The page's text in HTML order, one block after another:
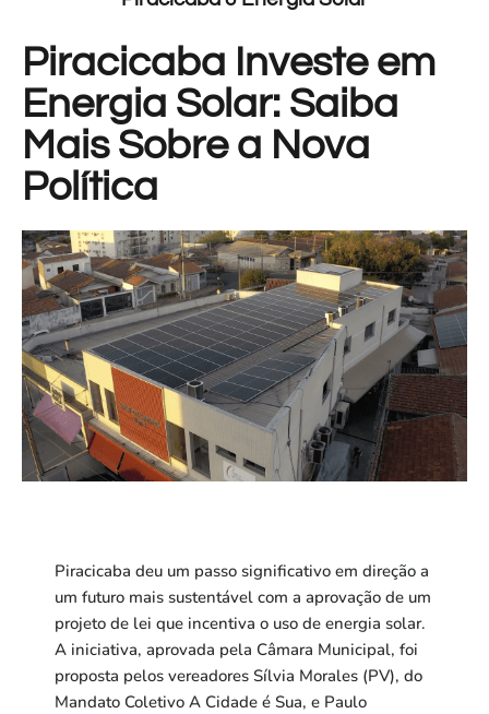
Piracicaba Investe em
Energia Solar: Saiba
Mais Sobre a Nova
Política
Piracicaba deu um passo significativo em direção a
um futuro mais sustentável com a aprovação de um
projeto de lei que incentiva o uso de energia solar.
A iniciativa, aprovada pela Câmara Municipal, foi
proposta pelos vereadores Sílvia Morales (PV), do
Mandato Coletivo A Cidade é Sua, e Paulo